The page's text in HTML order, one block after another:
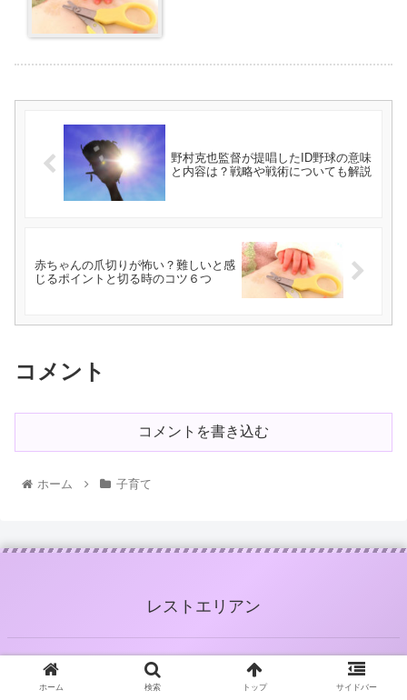
野村克也監督が提唱したID野球の意味
と内容は？戦略や戦術についても解説
赤ちゃんの爪切りが怖い？難しいと感
じるポイントと切る時のコツ６つ
コメント
コメントを書き込む
ホーム 子育て
レストエリアン
© 2019 レストエリアン.
ホーム 検索 トップ サイドバー